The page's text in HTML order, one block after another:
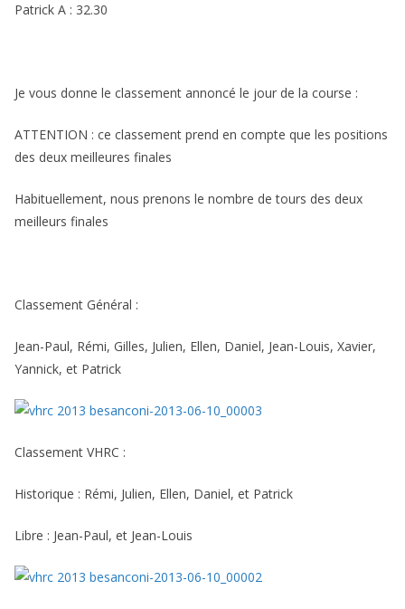
Patrick A : 32.30
Je vous donne le classement annoncé le jour de la course :
ATTENTION : ce classement prend en compte que les positions
des deux meilleures finales
Habituellement, nous prenons le nombre de tours des deux
meilleurs finales
Classement Général :
Jean-Paul, Rémi, Gilles, Julien, Ellen, Daniel, Jean-Louis, Xavier,
Yannick, et Patrick
Classement VHRC :
Historique : Rémi, Julien, Ellen, Daniel, et Patrick
Libre : Jean-Paul, et Jean-Louis